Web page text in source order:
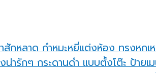
หลาด กำหมะหยี่แต่งห้อง ทรงหกเ
กระดานดำ แบบตั้งโต๊ะ ป้าย